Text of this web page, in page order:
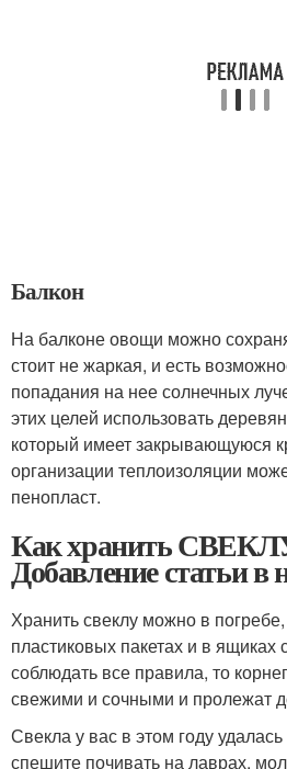
Балкон
На балконе овощи можно
стоит не жаркая, и есть
попадания на нее солнечных
этих целей использовать
который имеет закрывающуюся
организации теплоизоляции
пенопласт.
Как хранить
Добавление статьи в
Хранить свеклу можно в
пластиковых пакетах и в ящиках
соблюдать все правила, то
свежими и сочными и пролежат
Свекла у вас в этом году
спешите почивать на лаврах,